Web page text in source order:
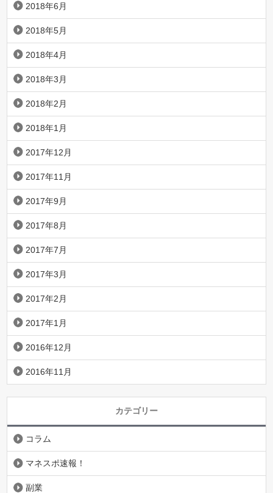
2018年6月
2018年5月
2018年4月
2018年3月
2018年2月
2018年1月
2017年12月
2017年11月
2017年9月
2017年8月
2017年7月
2017年3月
2017年2月
2017年1月
2016年12月
2016年11月
カテゴリー
コラム
マネスポ速報！
副業